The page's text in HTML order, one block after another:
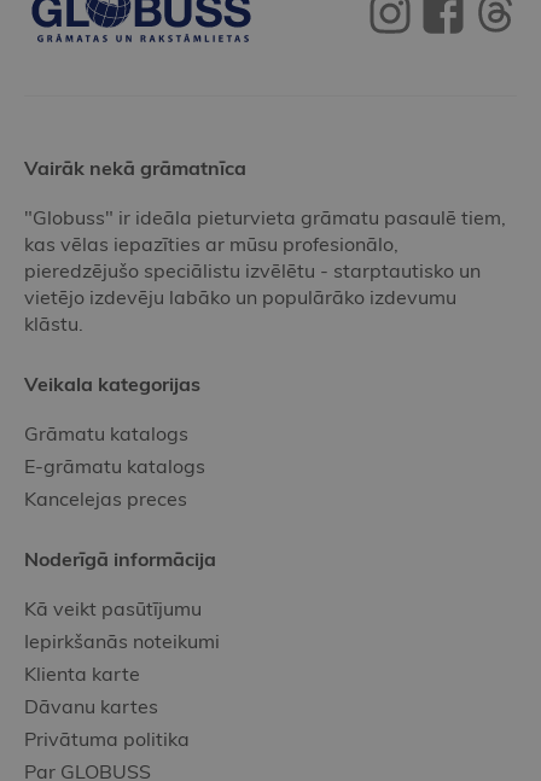
Vairāk nekā grāmatnīca
"Globuss" ir ideāla pieturvieta grāmatu pasaulē tiem,
kas vēlas iepazīties ar mūsu profesionālo,
pieredzējušo speciālistu izvēlētu - starptautisko un
vietējo izdevēju labāko un populārāko izdevumu
klāstu.
Veikala kategorijas
Grāmatu katalogs
E-grāmatu katalogs
Kancelejas preces
Noderīgā informācija
Kā veikt pasūtījumu
Iepirkšanās noteikumi
Klienta karte
Dāvanu kartes
Privātuma politika
Par GLOBUSS